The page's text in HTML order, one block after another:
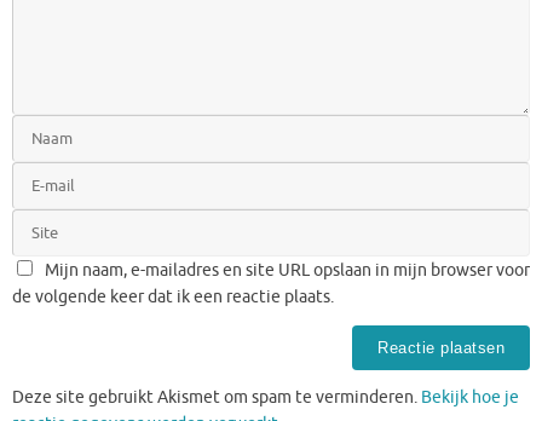
Mijn naam, e-mailadres en site URL opslaan in mijn browser voor
de volgende keer dat ik een reactie plaats.
Deze site gebruikt Akismet om spam te verminderen. Bekijk hoe je